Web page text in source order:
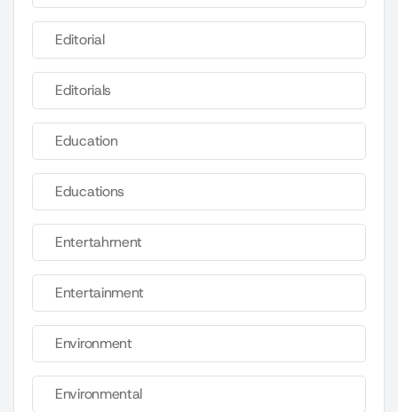
Editorial
Editorials
Education
Educations
Entertahrnent
Entertainment
Environment
Environmental